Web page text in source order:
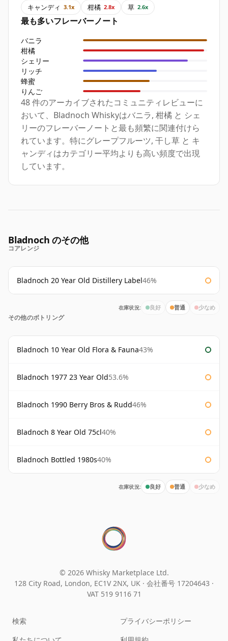
キャンディ 3.1x 柑橘 2.8x 草 2.6x
最も多いフレーバーノート
バニラ
柑橘
シェリー
リッチ
蜂蜜
りんご
48 件のアーカイブされたコミュニティレビューに
おいて、Bladnoch Whiskyはバニラ, 柑橘 と シェ
リーのフレーバーノートと最も頻繁に関連付けら
れています。特にグレープフルーツ, 干し草 と キ
ャンディはカテゴリー平均よりも高い頻度で出現
しています。
Bladnoch のその他
コアレンジ
Bladnoch 20 Year Old Distillery Label46%
在庫状況: 良好 普通 少なめ
その他のボトリング
Bladnoch 10 Year Old Flora & Fauna43%
Bladnoch 1977 23 Year Old53.6%
Bladnoch 1990 Berry Bros & Rudd46%
Bladnoch 8 Year Old 75cl40%
Bladnoch Bottled 1980s40%
在庫状況: 良好 普通 少なめ
© 2026 Whisky Marketplace Ltd.
128 City Road, London, EC1V 2NX, UK · 会社番号 17204643 ·
VAT 519 9116 71
検索
プライバシーポリシー